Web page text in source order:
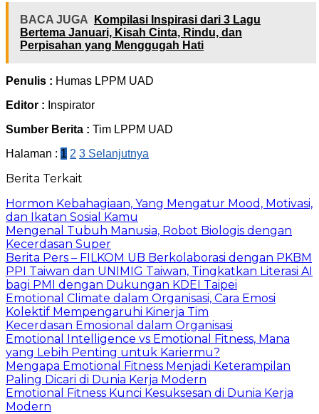
BACA JUGA
Kompilasi Inspirasi dari 3 Lagu
Bertema Januari, Kisah Cinta, Rindu, dan
Perpisahan yang Menggugah Hati
Penulis : Humas LPPM UAD
Editor : Inspirator
Sumber Berita : Tim LPPM UAD
Halaman : 1 2 3 Selanjutnya
Berita Terkait
Hormon Kebahagiaan, Yang Mengatur Mood, Motivasi,
dan Ikatan Sosial Kamu
Mengenal Tubuh Manusia, Robot Biologis dengan
Kecerdasan Super
Berita Pers – FILKOM UB Berkolaborasi dengan PKBM
PPI Taiwan dan UNIMIG Taiwan, Tingkatkan Literasi AI
bagi PMI dengan Dukungan KDEI Taipei
Emotional Climate dalam Organisasi, Cara Emosi
Kolektif Mempengaruhi Kinerja Tim
Kecerdasan Emosional dalam Organisasi
Emotional Intelligence vs Emotional Fitness, Mana
yang Lebih Penting untuk Kariermu?
Mengapa Emotional Fitness Menjadi Keterampilan
Paling Dicari di Dunia Kerja Modern
Emotional Fitness Kunci Kesuksesan di Dunia Kerja
Modern